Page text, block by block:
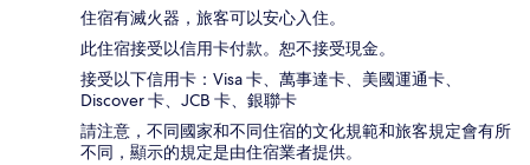
住宿有滅火器，旅客可以安心入住。
此住宿接受以信用卡付款。恕不接受現金。
接受以下信用卡：Visa 卡、萬事達卡、美國運通卡、
Discover 卡、JCB 卡、銀聯卡
請注意，不同國家和不同住宿的文化規範和旅客規定會有所
不同，顯示的規定是由住宿業者提供。